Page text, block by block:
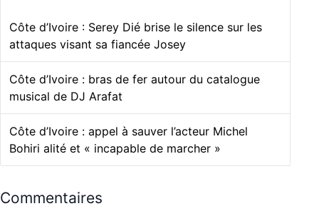
Côte d’Ivoire : Serey Dié brise le silence sur les
attaques visant sa fiancée Josey
Côte d’Ivoire : bras de fer autour du catalogue
musical de DJ Arafat
Côte d’Ivoire : appel à sauver l’acteur Michel
Bohiri alité et « incapable de marcher »
Commentaires